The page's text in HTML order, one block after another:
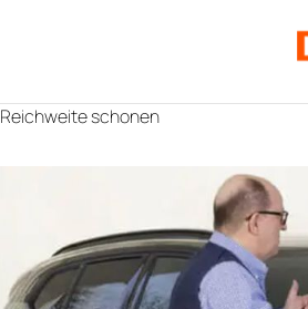
Reichweite schonen